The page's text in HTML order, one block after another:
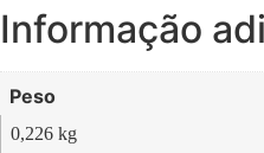
Informação
Peso
0,226 kg